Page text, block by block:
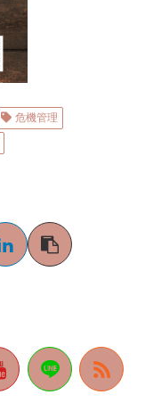
危機管理